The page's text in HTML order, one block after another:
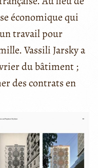
économique qui
travail pour
Vassili Jarsky a
du bâtiment ;
des contrats en